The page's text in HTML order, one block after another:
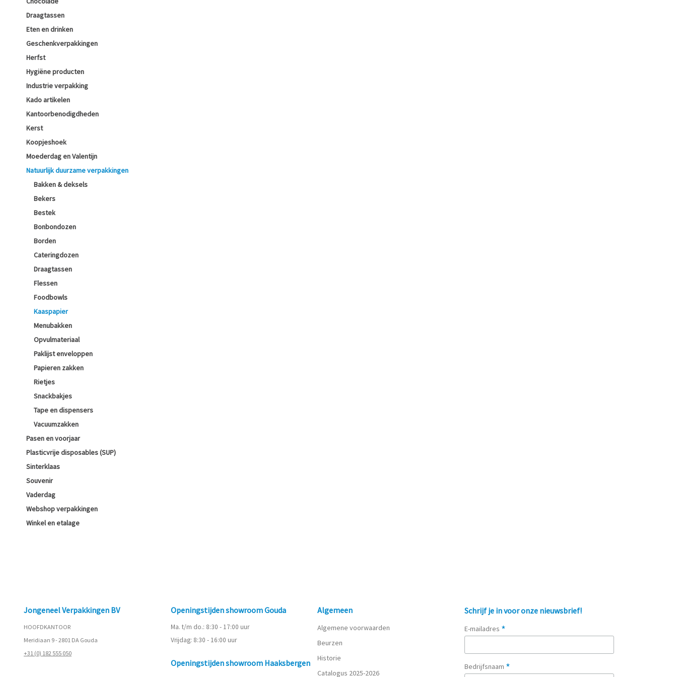
Draagtassen
Eten en drinken
Geschenkverpakkingen
Herfst
Hygiëne producten
Industrie verpakking
Kado artikelen
Kantoorbenodigdheden
Kerst
Koopjeshoek
Moederdag en Valentijn
Natuurlijk duurzame verpakkingen
Bakken & deksels
Bekers
Bestek
Bonbondozen
Borden
Cateringdozen
Draagtassen
Flessen
Foodbowls
Kaaspapier
Menubakken
Opvulmateriaal
Paklijst enveloppen
Papieren zakken
Rietjes
Snackbakjes
Tape en dispensers
Vacuumzakken
Pasen en voorjaar
Plasticvrije disposables (SUP)
Sinterklaas
Souvenir
Vaderdag
Webshop verpakkingen
Winkel en etalage
Jongeneel Verpakkingen BV
HOOFDKANTOOR
Meridiaan 9 - 2801 DA Gouda
+31 (0) 182 555 050
Openingstijden showroom Gouda
Ma. t/m do.: 8:30 - 17:00 uur
Vrijdag: 8:30 - 16:00 uur
Openingstijden showroom Haaksbergen
Algemeen
Algemene voorwaarden
Beurzen
Historie
Catalogus 2025-2026
Schrijf je in voor onze nieuwsbrief!
E-mailadres *
Bedrijfsnaam *